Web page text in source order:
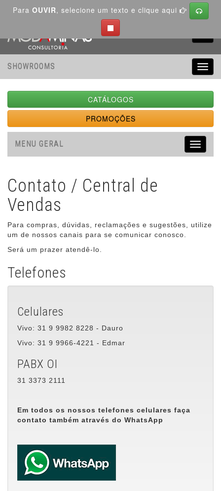
Para OUVIR, selecione um texto e clique aqui
SHOWROOMS
CATÁLOGOS
PROMOÇÕES
Toggle
MENU GERAL
Contato / Central de
Vendas
Para compras, dúvidas, reclamações e sugestões, utilize
um de nossos canais para se comunicar conosco.
Será um prazer atendê-lo.
Telefones
Celulares
Vivo: 31 9 9982 8228 - Dauro
Vivo: 31 9 9966-4221 - Edmar
PABX OI
31 3373 2111
Em todos os nossos telefones celulares faça
contato também através do WhatsApp